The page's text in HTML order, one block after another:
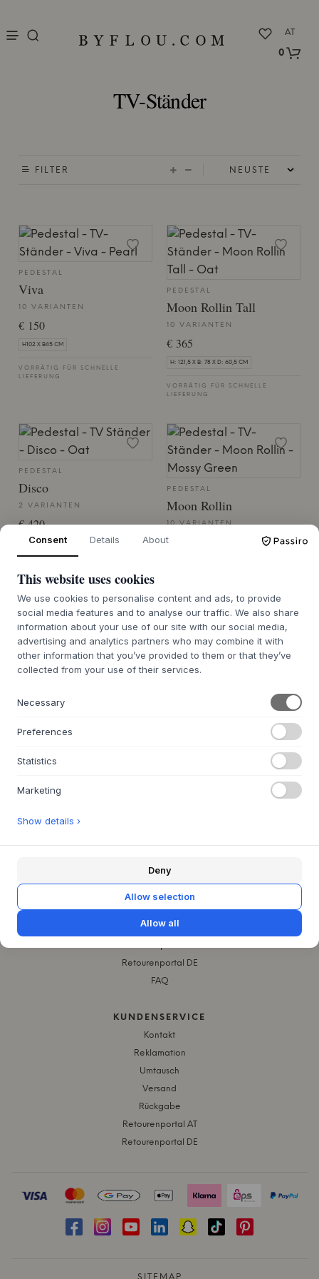
AT
0
TV-Ständer
FILTER
PEDESTAL
Viva
10 VARIANTEN
€ 150
H102 X B45 CM
VORRÄTIG FÜR SCHNELLE
LIEFERUNG
PEDESTAL
Moon Rollin Tall
10 VARIANTEN
€ 365
H: 121,5 X B: 78 X D: 60,5 CM
VORRÄTIG FÜR SCHNELLE
LIEFERUNG
PEDESTAL
Disco
2 VARIANTEN
€ 420
DISCO
LIEFERUNG
PEDESTAL
Moon Rollin
10 VARIANTEN
€ 340
Houmøllers
WEBSHOP
Kontakt
Retourenportal DE
FAQ
KUNDENSERVICE
Kontakt
Reklamation
Umtausch
Versand
Rückgabe
Retourenportal AT
Retourenportal DE
Consent Details About
This website uses cookies
We use cookies to personalise content and ads, to provide
social media features and to analyse our traffic. We also share
information about your use of our site with our social media,
advertising and analytics partners who may combine it with
other information that you’ve provided to them or that they’ve
collected from your use of their services.
Necessary
Preferences
Statistics
Marketing
Show details ›
Deny
Allow selection
Allow all